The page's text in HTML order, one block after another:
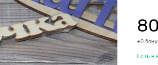
80
+0
Есть в